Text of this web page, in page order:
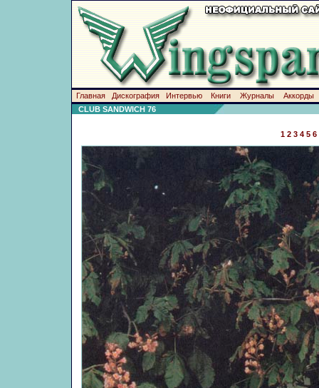
Главная Дискография Интервью Книги Журналы
Аккорды
CLUB SANDWICH 76
1 2 3 4 5 6